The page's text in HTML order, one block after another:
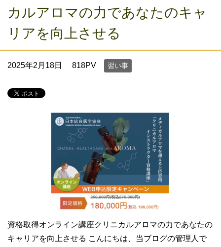
カルアロマの力であなたのキャ
リアを向上させる
2025年2月18日 818PV 習い事
資格取得オンライン講座クリニカルアロマの力であなたの
キャリアを向上させる こんにちは、当ブログの管理人で